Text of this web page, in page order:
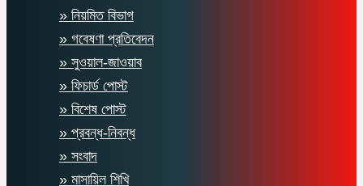
» নিয়মিত বিভাগ
» গবেষণা প্রতিবেদন
» সুওয়াল-জাওয়াব
» ফিচার্ড পোস্ট
» বিশেষ পোস্ট
» প্রবন্ধ-নিবন্ধ
» সংবাদ
» মাসায়িল শিখি